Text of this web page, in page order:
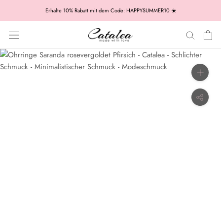
springen
Erhalte 10% Rabatt mit dem Code: HAPPYSUMMER10 ☀️